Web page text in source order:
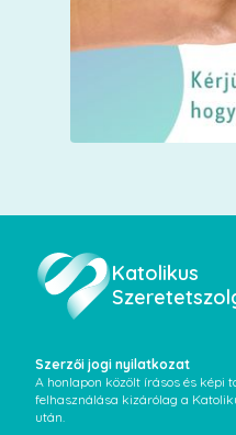
Katolikus
Szerzői jogi nyilatkozat
A honlapon közölt írásos és képi
felhasználása kizárólag a
után.